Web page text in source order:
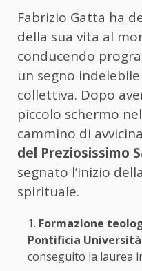
Fabrizio Gatta ha
della sua vita al
conducendo
un segno
collettiva. Dopo
piccolo schermo
cammino di
del Preziosissimo
segnato l’inizio
spirituale.
Formazione
Pontificia
conseguito la laurea